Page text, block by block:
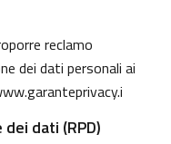
reclamo
dei dati personali ai
dati (RPD)